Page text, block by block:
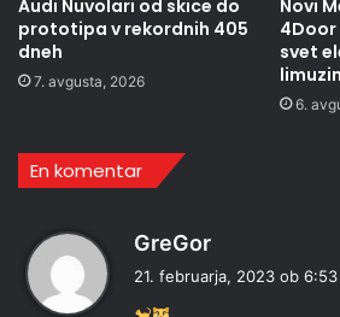
Audi Nuvolari od skice do
prototipa v rekordnih 405
dneh
7. avgusta, 2026
Novi
svet
6.
En komentar
GreGor
21. februarja, 2023 ob 6:53